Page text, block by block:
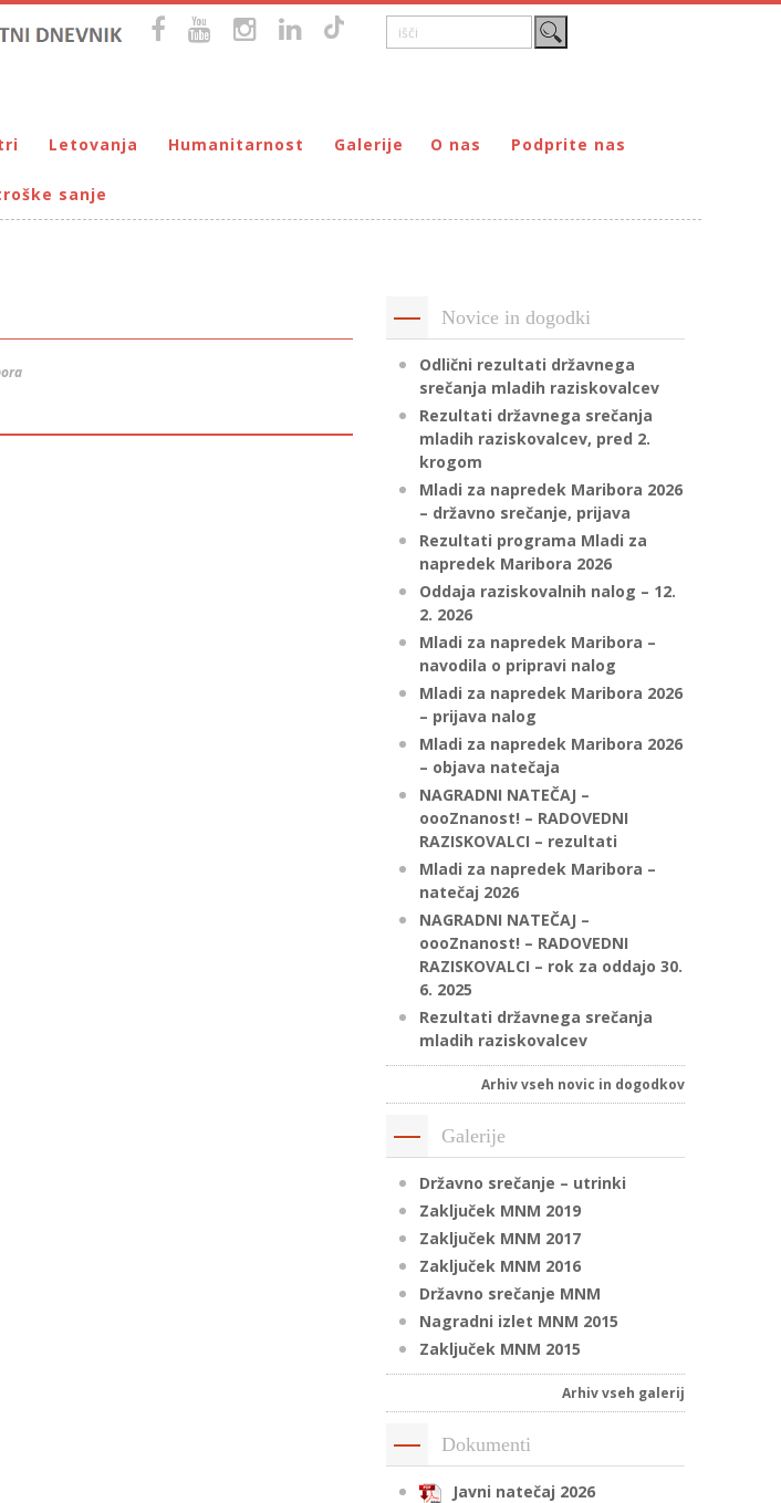
Letovanja
Letovanje – VIRC Poreč
Letovanje – DMZ na Pohorju
Humanitarnost
Dohodnina – Društvo prijateljev mladine Maribor
Galerije O nas
Poslanstvo
Partnerji
Transparentnost delovanja
Podprite nas
DONIRAJ – za pravne osebe
sanje
Novice in dogodki
Odlični rezultati državnega
srečanja mladih raziskovalcev
Rezultati državnega srečanja
mladih raziskovalcev, pred 2.
krogom
Mladi za napredek Maribora 2026
– državno srečanje, prijava
Rezultati programa Mladi za
napredek Maribora 2026
Oddaja raziskovalnih nalog – 12.
2. 2026
Mladi za napredek Maribora –
navodila o pripravi nalog
Mladi za napredek Maribora 2026
– prijava nalog
Mladi za napredek Maribora 2026
– objava natečaja
NAGRADNI NATEČAJ –
oooZnanost! – RADOVEDNI
RAZISKOVALCI – rezultati
Mladi za napredek Maribora –
natečaj 2026
NAGRADNI NATEČAJ –
oooZnanost! – RADOVEDNI
RAZISKOVALCI – rok za oddajo 30.
6. 2025
Rezultati državnega srečanja
mladih raziskovalcev
Arhiv vseh novic in dogodkov
Galerije
Državno srečanje – utrinki
Zaključek MNM 2019
Zaključek MNM 2017
Zaključek MNM 2016
Državno srečanje MNM
Nagradni izlet MNM 2015
Zaključek MNM 2015
Arhiv vseh galerij
Dokumenti
Javni natečaj 2026